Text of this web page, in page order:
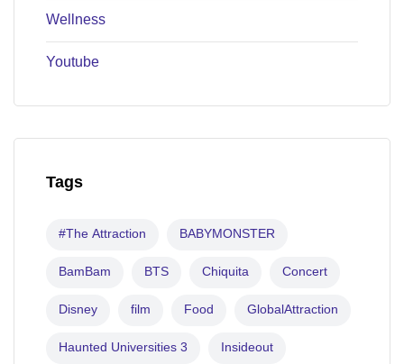
Wellness
Youtube
Tags
#The Attraction BABYMONSTER
BamBam BTS Chiquita Concert
Disney film Food GlobalAttraction
Haunted Universities 3 Insideout